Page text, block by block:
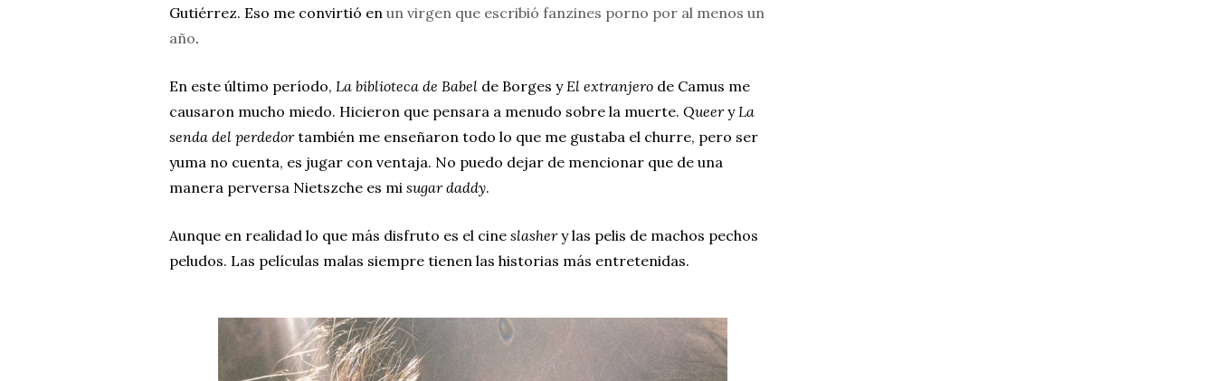
Gutiérrez. Eso me convirtió en un virgen que escribió fanzines porno por al menos un
año.
En este último período, La biblioteca de Babel de Borges y El extranjero de Camus me
causaron mucho miedo. Hicieron que pensara a menudo sobre la muerte. Queery La
senda del perdedortambién me enseñaron todo lo que me gustaba el churre, pero ser
yuma no cuenta, es jugar con ventaja. No puedo dejar de mencionar que de una
manera perversa Nietszche es mi sugar daddy.
Aunque en realidad lo que más disfruto es el cine slashery las pelis de machos pechos
peludos. Las películas malas siempre tienen las historias más entretenidas.